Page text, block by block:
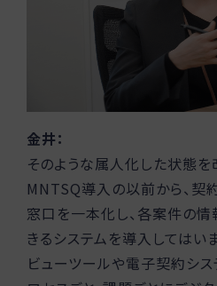
金井：
そのような属人化した状態を
MNTSQ導入の以前から、契
窓口を一本化し、各案件の
きるシステムを導入してはい
ビューツールや電子契約シス